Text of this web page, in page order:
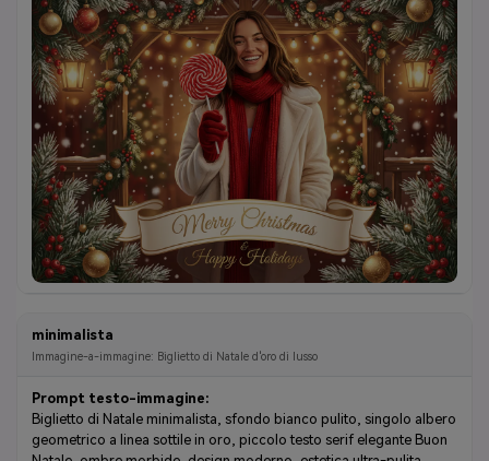
minimalista
Immagine-a-immagine: Biglietto di Natale d'oro di lusso
Prompt testo-immagine:
Biglietto di Natale minimalista, sfondo bianco pulito, singolo albero
geometrico a linea sottile in oro, piccolo testo serif elegante Buon